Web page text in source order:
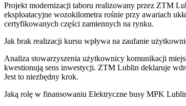
Projekt modernizacji taboru realizowany przez ZTM
eksploatacyjne wozokilometra rośnie przy awariach
certyfikowanych części zamiennych na rynku.
Jak brak realizacji kursu wpływa na zaufanie
Analiza stowarzyszenia użytkownicy komunikacji
kwestionują sens inwestycji. ZTM Lublin deklaruje
Jest to niezbędny krok.
Jaką rolę w finansowaniu Elektryczne busy MPK